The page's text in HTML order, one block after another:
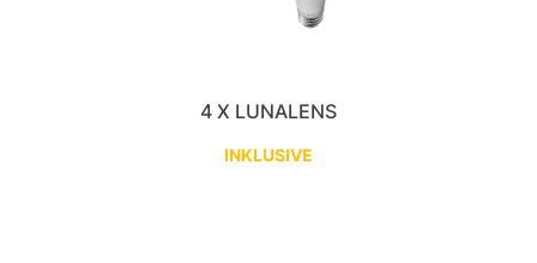
4 X LUNALENS
INKLUSIVE